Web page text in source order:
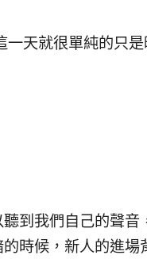
一天就很單純的只是
到我們自己的聲音
時候，新人的進場